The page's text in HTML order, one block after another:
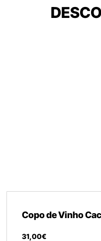
Copo de Vinho
31,00€